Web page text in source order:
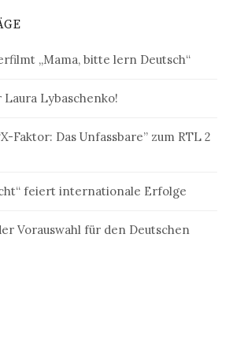
„Mama, bitte lern Deutsch“
Lybaschenko!
Faktor: Das Unfassbare” zum RTL 2
feiert internationale Erfolge
Vorauswahl für den Deutschen